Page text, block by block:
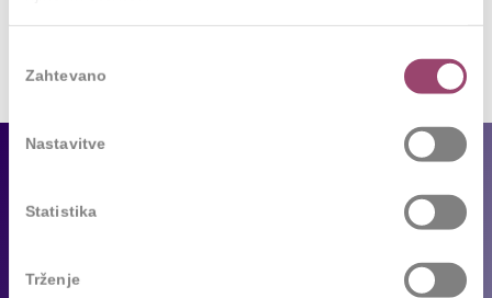
soglasja
Zahtevano
Nastavitve
Statistika
Trženje
Sledimo trendom